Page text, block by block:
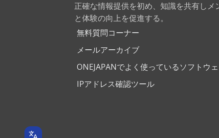
正確な情報提供を初め、知識を共有しメ
と体験の向上を促進する。
無料質問コーナー
メールアーカイブ
ONEJAPANでよく使っているソフトウ
IPアドレス確認ツール